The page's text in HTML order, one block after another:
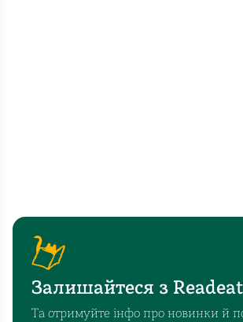
Залишайтеся з Readeat
Та отримуйте інфо про новинки й